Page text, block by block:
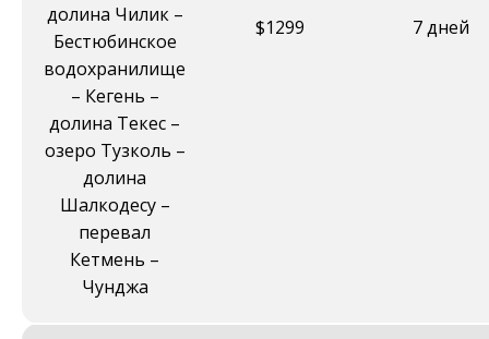
долина Чилик –
Бестюбинское
водохранилище
– Кегень –
долина Текес –
озеро Тузколь –
долина
Шалкодесу –
перевал
Кетмень –
Чунджа
$1299 7 дней